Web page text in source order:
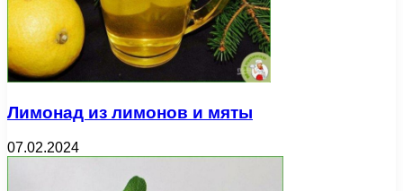
Лимонад из лимонов и мяты
07.02.2024